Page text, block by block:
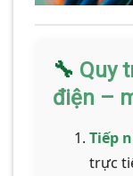
🔧 Quy
điện –
Tiếp
trực